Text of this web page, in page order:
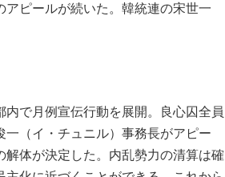
ピールが続いた。韓統連の宋世一
内で月例宣伝行動を展開。良心囚全員
（イ・チュニル）事務長がアピー
体が決定した。内乱勢力の清算は確